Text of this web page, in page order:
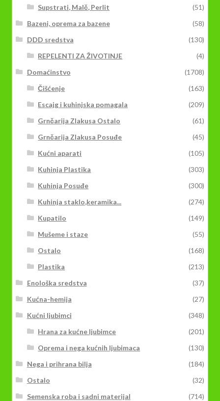
Supstrati, Malč, Perlit
(51)
Bazeni, oprema za bazene
(58)
DDD sredstva
(130)
REPELENTI ZA ŽIVOTINJE
(4)
Domaćinstvo
(1708)
Čišćenje
(163)
Escajg i kuhinjska pomagala
(209)
Grnčarija Zlakusa Ostalo
(61)
Grnčarija Zlakusa Posuđe
(45)
Kućni aparati
(105)
Kuhinja Plastika
(303)
Kuhinja Posuđe
(300)
Kuhinja staklo,keramika...
(274)
Kupatilo
(149)
Mušeme i staze
(55)
Ostalo
(168)
Plastika
(213)
Enološka sredstva
(37)
Kućna-hemija
(27)
Kućni ljubimci
(348)
Hrana za kućne ljubimce
(201)
Oprema i nega kućnih ljubimaca
(130)
Nega i prihrana bilja
(184)
Ostalo
(32)
Semenska roba i sadni materijal
(714)